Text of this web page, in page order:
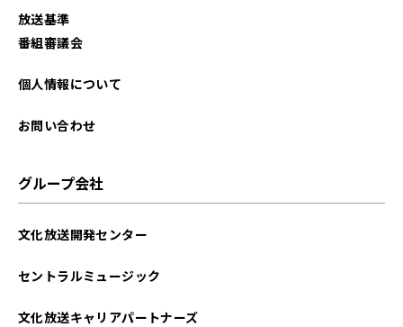
放送基準
番組審議会
個人情報について
お問い合わせ
グループ会社
文化放送開発センター
セントラルミュージック
文化放送キャリアパートナーズ